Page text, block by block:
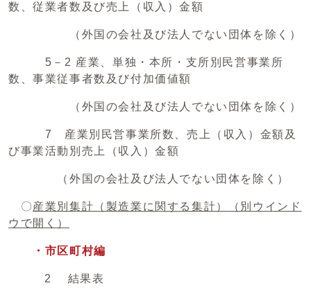
数、従業者数及び売上（収入）金額
（外国の会社及び法人でない団体を除く）
5－2 産業、単独・本所・支所別民営事業所
数、事業従事者数及び付加価値額
（外国の会社及び法人でない団体を除く）
7 産業別民営事業所数、売上（収入）金額及
び事業活動別売上（収入）金額
（外国の会社及び法人でない団体を除く）
〇産業別集計（製造業に関する集計）
（別ウインド
ウで開く）
・市区町村編
2 結果表